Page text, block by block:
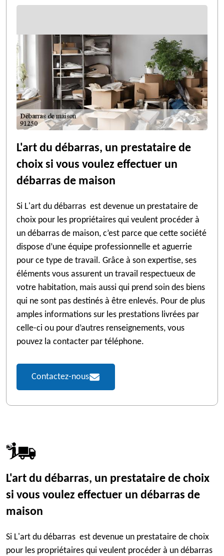
L'art du débarras, un prestataire de
choix si vous voulez effectuer un
débarras de maison
Si L'art du débarras est devenue un prestataire de
choix pour les propriétaires qui veulent procéder à
un débarras de maison, c’est parce que cette société
dispose d’une équipe professionnelle et aguerrie
pour ce type de travail. Grâce à son expertise, ses
éléments vous assurent un travail respectueux de
votre habitation, mais aussi qui prend soin des biens
qui ne sont pas destinés à être enlevés. Pour de plus
amples informations sur les prestations livrées par
celle-ci ou pour d’autres renseignements, vous
pouvez la contacter par téléphone.
Contactez-nous
L'art du débarras, un prestataire de choix
si vous voulez effectuer un débarras de
maison
Si L'art du débarras est devenue un prestataire de choix
pour les propriétaires qui veulent procéder à un débarras